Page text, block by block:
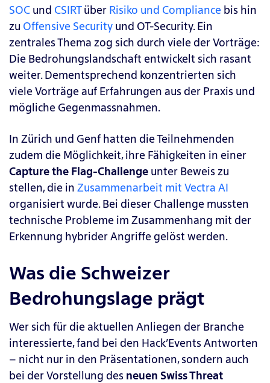
SOC und CSIRTüber Risiko und Compliance bis hin
zu Offensive Security und OT-Security.Ein
zentrales Thema zog sich durch viele der Vorträge:
Die Bedrohungslandschaft entwickelt sich rasant
weiter. Dementsprechend konzentrierten sich
viele Vorträge auf Erfahrungen aus der Praxis und
mögliche Gegenmassnahmen.
In Zürich und Genf hatten die Teilnehmenden
zudem die Möglichkeit, ihre Fähigkeiten in einer
Capture the Flag-Challenge unter Beweis zu
stellen, die in Zusammenarbeit mit Vectra AI
organisiert wurde. Bei dieser Challenge mussten
technische Probleme im Zusammenhang mit der
Erkennung hybrider Angriffe gelöst werden.
Was die Schweizer
Bedrohungslage prägt
Wer sich für die aktuellen Anliegen der Branche
interessierte, fand bei den Hack’Events Antworten
– nicht nur in den Präsentationen, sondern auch
bei der Vorstellung des neuen Swiss Threat